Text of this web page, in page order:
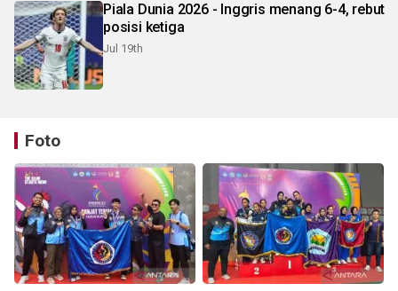
Piala Dunia 2026 - Inggris menang 6-4, rebut
posisi ketiga
Jul 19th
Foto